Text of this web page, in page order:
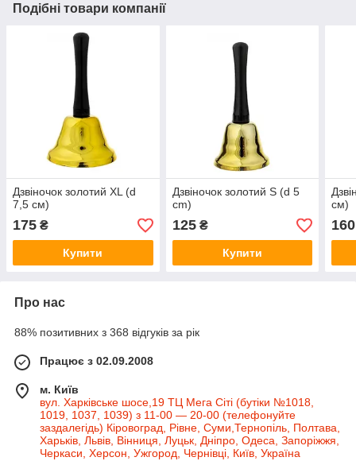
Подібні товари компанії
Дзвіночок золотий XL (d
7,5 см)
175 ₴
Купити
Дзвіночок золотий S (d 5
cm)
125₴
Купити
см)
160
Про нас
88% позитивних з 368 відгуків за рік
Працює з 02.09.2008
м. Київ
вул. Харківське шосе,19 ТЦ Мега Сіті (бутіки №1018,
1019, 1037, 1039) з 11-00 — 20-00 (телефонуйте
заздалегідь) Кіровоград, Рівне, Суми,Тернопіль, Полтава,
Харьків, Львів, Вінниця, Луцьк, Дніпро, Одеса, Запоріжжя,
Черкаси, Херсон, Ужгород, Чернівці, Київ, Україна